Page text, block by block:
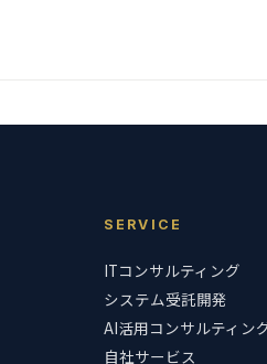
SERVICE
ITコンサルティング
システム受託開発
AI活用コンサルティン
自社サービス